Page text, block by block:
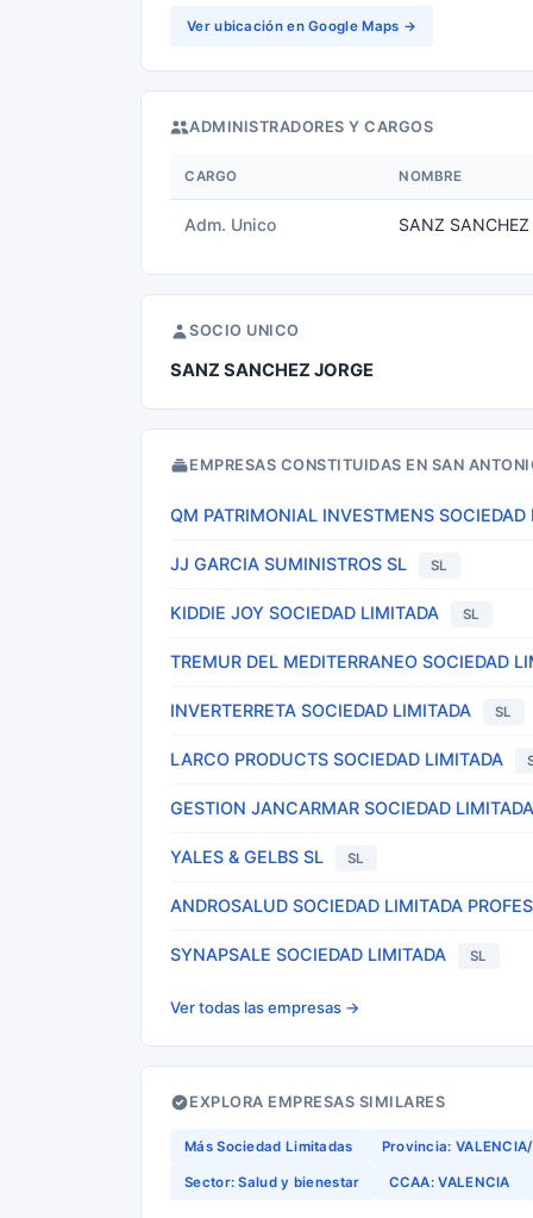
Ver ubicación en Google Maps →
ADMINISTRADORES Y CARGOS
CARGO NOMBRE
Adm. Unico SANZ SANCHEZ
SOCIO UNICO
SANZ SANCHEZ JORGE
EMPRESAS CONSTITUIDAS EN SAN
QM PATRIMONIAL INVESTMENS SOCIEDAD
JJ GARCIA SUMINISTROS SL SL
KIDDIE JOY SOCIEDAD LIMITADA SL
TREMUR DEL MEDITERRANEO SOCIEDAD
INVERTERRETA SOCIEDAD LIMITADA SL
LARCO PRODUCTS SOCIEDAD LIMITADA
GESTION JANCARMAR SOCIEDAD LIMITADA
YALES & GELBS SL SL
ANDROSALUD SOCIEDAD LIMITADA
SYNAPSALE SOCIEDAD LIMITADA SL
Ver todas las empresas →
EXPLORA EMPRESAS SIMILARES
Más Sociedad Limitadas Provincia:
Sector: Salud y bienestar CCAA: VALENCIA